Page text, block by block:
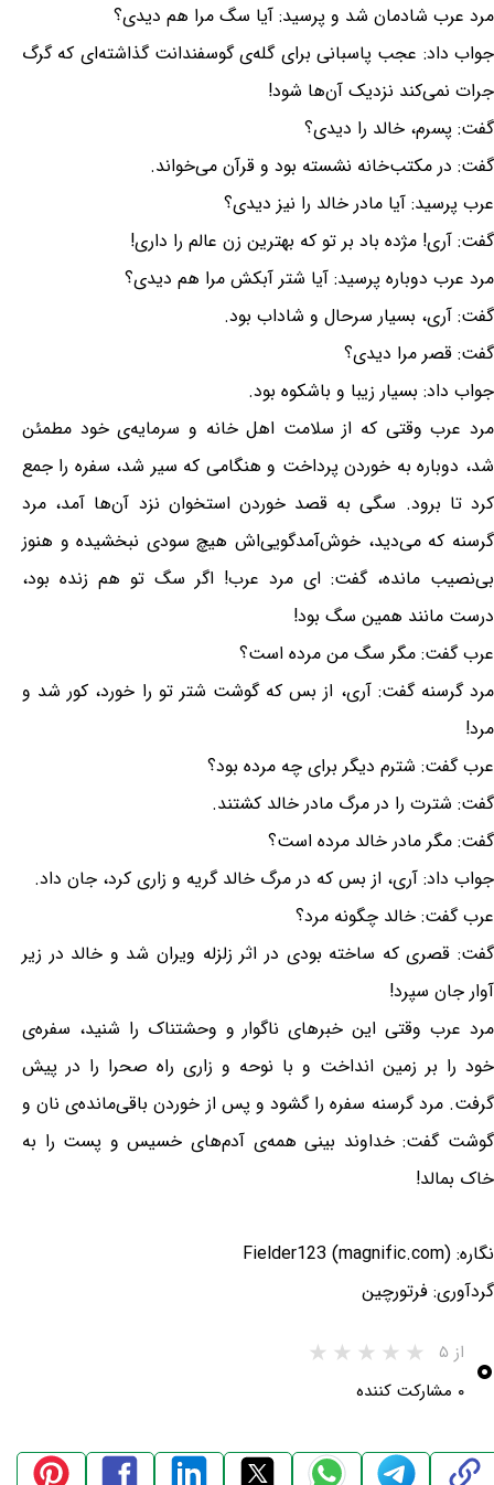
مرد عرب شادمان شد و پرسید: آیا سگ مرا هم دیدی؟
جواب داد: عجب پاسبانی برای گله‌ی گوسفندانت گذاشته‌ای که گرگ
جرات نمی‌کند نزدیک آن‌ها شود!
گفت: پسرم، خالد را دیدی؟
گفت: در مکتب‌خانه نشسته بود و قرآن می‌خواند.
عرب پرسید: آیا مادر خالد را نیز دیدی؟
گفت: آری! مژده باد بر تو که بهترین زن عالم را داری!
مرد عرب دوباره پرسید: آیا شتر آبکش مرا هم دیدی؟
گفت: آری، بسیار سرحال و شاداب بود.
گفت: قصر مرا دیدی؟
جواب داد: بسیار زیبا و باشکوه بود.
مرد عرب وقتی که از سلامت اهل خانه و سرمایه‌ی خود مطمئن
شد، دوباره به خوردن پرداخت و هنگامی که سیر شد، سفره را جمع
کرد تا برود. سگی به قصد خوردن استخوان نزد آن‌ها آمد، مرد
گرسنه که می‌دید، خوش‌آمدگویی‌اش هیچ سودی نبخشیده و هنوز
بی‌نصیب مانده، گفت: ای مرد عرب! اگر سگ تو هم زنده بود،
درست مانند همین سگ بود!
عرب گفت: مگر سگ من مرده است؟
مرد گرسنه گفت: آری، از بس که گوشت شتر تو را خورد، کور شد و
مرد!
عرب گفت: شترم دیگر برای چه مرده بود؟
گفت: شترت را در مرگ مادر خالد کشتند.
گفت: مگر مادر خالد مرده است؟
جواب داد: آری، از بس که در مرگ خالد گریه و زاری کرد، جان داد.
عرب گفت: خالد چگونه مرد؟
گفت: قصری که ساخته بودی در اثر زلزله ویران شد و خالد در زیر
آوار جان سپرد!
مرد عرب وقتی این خبرهای ناگوار و وحشتناک را شنید، سفره‌ی
خود را بر زمین انداخت و با نوحه و زاری راه صحرا را در پیش
گرفت. مرد گرسنه سفره را گشود و پس از خوردن باقی‌مانده‌ی نان و
گوشت گفت: خداوند بینی همه‌ی آدم‌های خسیس و پست را به
خاک بمالد!
نگاره: Fielder123 (magnific.com)
گردآوری: فرتورچین
۰ از ۵
۰ مشارکت کننده